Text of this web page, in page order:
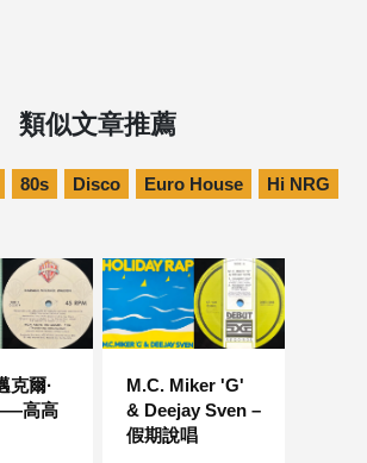
類似文章推薦
80s Disco Euro House Hi NRG
克爾·
高高
M.C. Miker 'G'
& Deejay Sven –
假期說唱